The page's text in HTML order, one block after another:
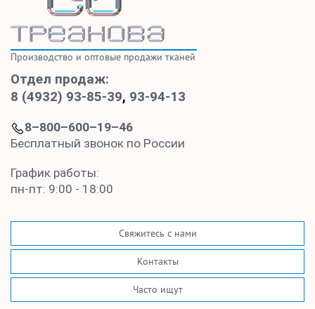
Производство и оптовые продажи тканей
Отдел продаж:
8 (4932) 93-85-39, 93-94-13
8–800–600–19–46
Бесплатный звонок по России
График работы:
пн-пт: 9:00 - 18:00
Свяжитесь с нами
Контакты
Часто ищут